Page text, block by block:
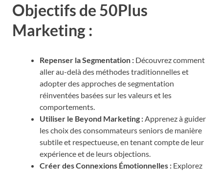
Objectifs de 50Plus
Marketing :
Repenser la Segmentation : Découvrez comment
aller au-delà des méthodes traditionnelles et
adopter des approches de segmentation
réinventées basées sur les valeurs et les
comportements.
Utiliser le Beyond Marketing :Apprenez à guider
les choix des consommateurs seniors de manière
subtile et respectueuse, en tenant compte de leur
expérience et de leurs objections.
Créer des Connexions Émotionnelles : Explorez